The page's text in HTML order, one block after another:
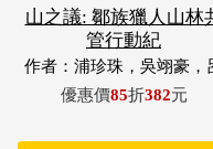
山之議: 鄒族獵人山林
管行動紀
作者：浦珍珠，吳翊豪，
翊齊，張惠東，許玉青，王
優惠價85折382元